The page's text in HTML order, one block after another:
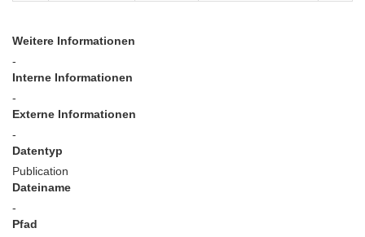
Weitere Informationen
-
Interne Informationen
-
Externe Informationen
-
Datentyp
Publication
Dateiname
-
Pfad